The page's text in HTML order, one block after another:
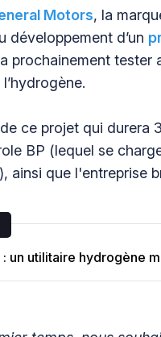
Motors, la
développement d’un
prochainement tester
ce projet qui durera
BP (lequel se
ainsi que l'entreprise
: un utilitaire hydrogène